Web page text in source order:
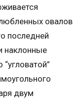
овалов
последней
наклонные
двум